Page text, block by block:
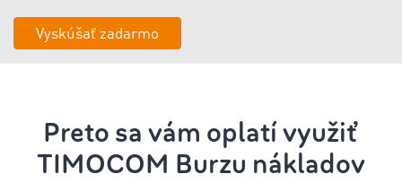
Vyskúšať zadarmo
Preto sa vám oplatí využiť
TIMOCOM Burzu nákladov